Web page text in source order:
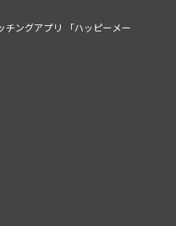
チングアプリ 「ハッピーメー